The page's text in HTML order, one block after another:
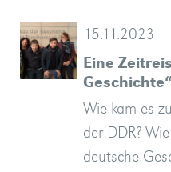
15.11.2023
Eine
Wie kam es
der DDR?
deutsche